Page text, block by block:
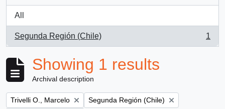
All
Segunda Región (Chile)
, 1 results
1
Showing 1 results
Archival description
Remove filter:
Trivelli O., Marcelo Remove filter:
Segunda Región (Chile)